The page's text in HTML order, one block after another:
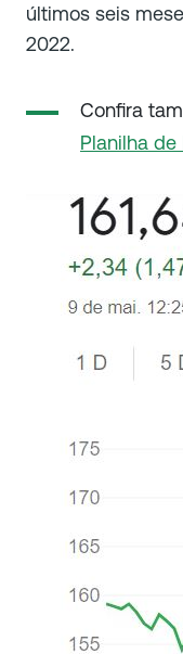
últimos seis
2022.
Confira
Planilha de